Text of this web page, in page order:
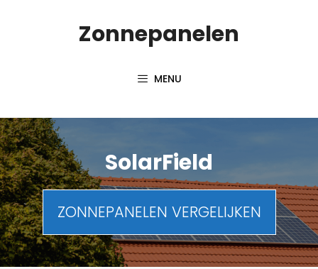
Zonnepanelen
MENU
SolarField
ZONNEPANELEN VERGELIJKEN